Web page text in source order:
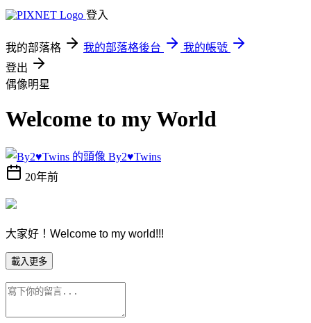
登入
我的部落格 我的部落格後台
我的帳號
登出
偶像明星
Welcome to my World
By2♥Twins
20年前
大家好！Welcome to my world!!!
載入更多